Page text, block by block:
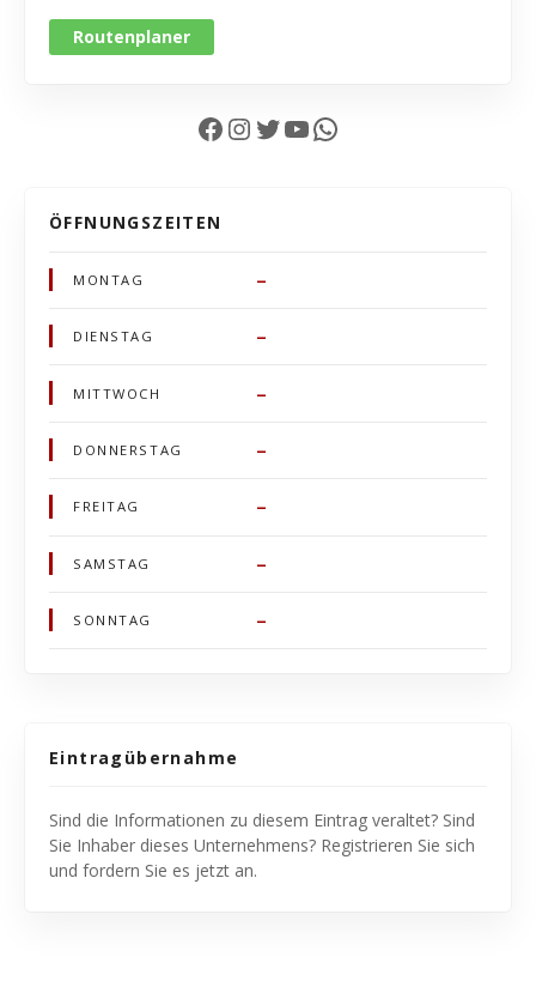
Routenplaner
Facebook InstagramTwitter YouTube WhatsApp
ÖFFNUNGSZEITEN
MONTAG –
DIENSTAG –
MITTWOCH –
DONNERSTAG –
FREITAG –
SAMSTAG –
SONNTAG –
Eintragübernahme
Sind die Informationen zu diesem Eintrag veraltet? Sind
Sie Inhaber dieses Unternehmens? Registrieren Sie sich
und fordern Sie es jetzt an.